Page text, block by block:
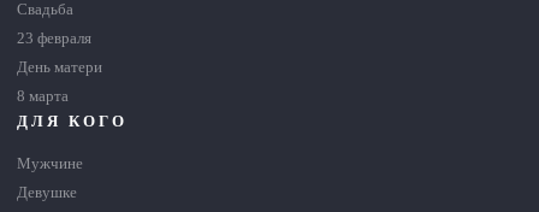
Свадьба
23 февраля
День матери
8 марта
ДЛЯ КОГО
Мужчине
Девушке